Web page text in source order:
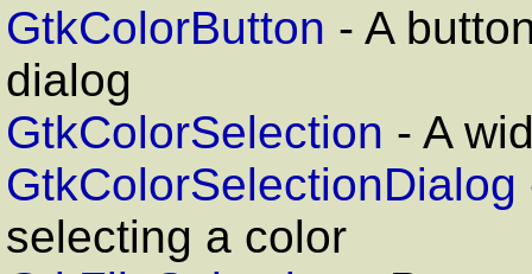
GtkColorButton - A
dialog
GtkColorSelection - A
GtkColorSelectionDialog
selecting a color